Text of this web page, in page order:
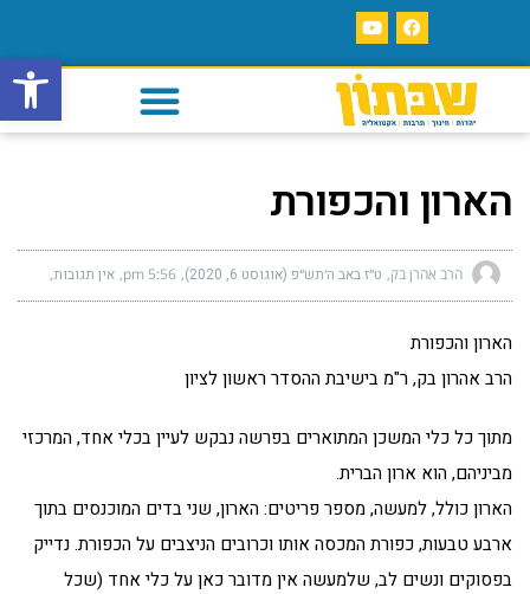
פתח
הארון והכפורת
הרב אהרן בק ט״ז באב ה׳תש״פ (אוגוסט 6, 2020) 5:56 pm אין תגובות
הארון והכפורת
הרב אהרון בק, ר"מ בישיבת ההסדר ראשון לציון
מתוך כל כלי המשכן המתוארים בפרשה נבקש לעיין בכלי אחד, המרכזי
מביניהם, הוא ארון הברית.
הארון כולל, למעשה, מספר פריטים: הארון, שני בדים המוכנסים בתוך
ארבע טבעות, כפורת המכסה אותו וכרובים הניצבים על הכפורת. נדייק
בפסוקים ונשים לב, שלמעשה אין מדובר כאן על כלי אחד (שכל